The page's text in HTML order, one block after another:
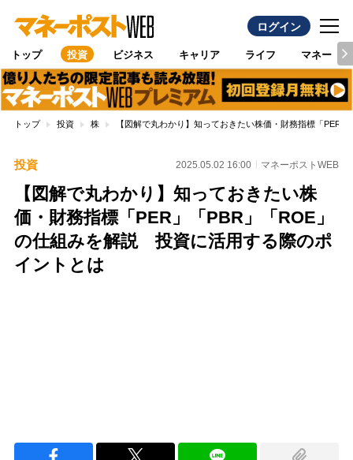
ログイン
トップ 投資 ビジネス キャリア ライフ マネー
トップ 投資 株 【図解で丸わかり】知っておきたい株価・財務指標「
投資 2025.05.02 16:00 マネーポストWEB
【図解で丸わかり】知っておきたい株
価・財務指標「PER」「PBR」「ROE」
の仕組みを解説 投資に活用する際のポ
イントとは